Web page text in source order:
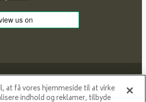
at få vores hjemmeside til at virke
indhold og reklamer, tilbyde